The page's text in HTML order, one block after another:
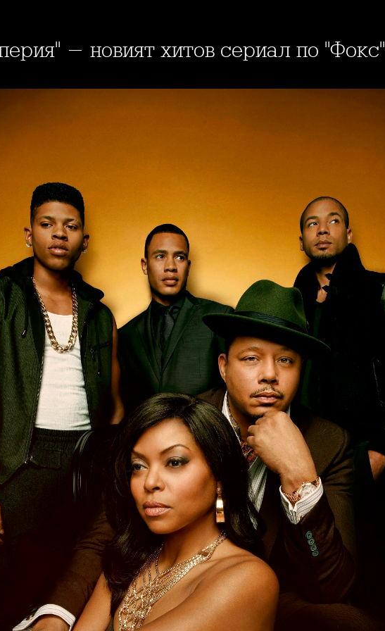
- новият хитов сериал по "Фокс"